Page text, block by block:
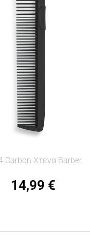
Carbon Χτένα Barber
14,99 €